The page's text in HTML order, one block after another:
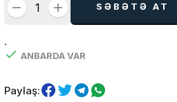
SƏBƏTƏ AT
.
ANBARDA VAR
Paylaş: